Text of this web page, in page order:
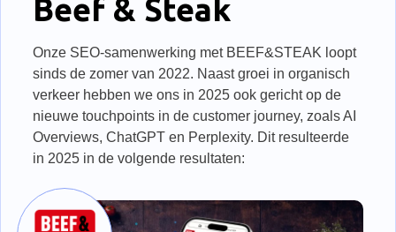
Beef & Steak
Onze SEO-samenwerking met BEEF&STEAK loopt
sinds de zomer van 2022. Naast groei in organisch
verkeer hebben we ons in 2025 ook gericht op de
nieuwe touchpoints in de customer journey, zoals AI
Overviews, ChatGPT en Perplexity. Dit resulteerde
in 2025 in de volgende resultaten: